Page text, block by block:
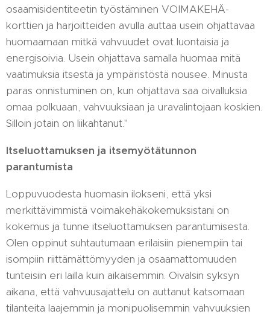
osaamisidentiteetin työstäminen VOIMAKEHÄ-
korttien ja harjoitteiden avulla auttaa usein ohjattavaa
huomaamaan mitkä vahvuudet ovat luontaisia ja
energisoivia. Usein ohjattava samalla huomaa mitä
vaatimuksia itsestä ja ympäristöstä nousee. Minusta
paras onnistuminen on, kun ohjattava saa oivalluksia
omaa polkuaan, vahvuuksiaan ja uravalintojaan koskien.
Silloin jotain on liikahtanut."
Itseluottamuksen ja itsemyötätunnon
parantumista
Loppuvuodesta huomasin ilokseni, että yksi
merkittävimmistä voimakehäkokemuksistani on
kokemus ja tunne itseluottamuksen parantumisesta.
Olen oppinut suhtautumaan erilaisiin pienempiin tai
isompiin riittämättömyyden ja osaamattomuuden
tunteisiin eri lailla kuin aikaisemmin. Oivalsin syksyn
aikana, että vahvuusajattelu on auttanut katsomaan
tilanteita laajemmin ja monipuolisemmin vahvuuksien